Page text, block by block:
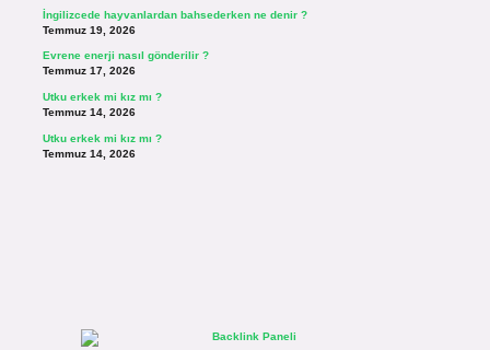
İngilizcede hayvanlardan bahsederken ne denir ?
Temmuz 19, 2026
Evrene enerji nasıl gönderilir ?
Temmuz 17, 2026
Utku erkek mi kız mı ?
Temmuz 14, 2026
Utku erkek mi kız mı ?
Temmuz 14, 2026